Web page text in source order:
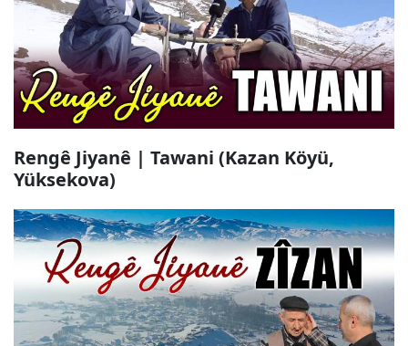
Rengê Jiyanê | Tawani (Kazan Köyü,
Yüksekova)